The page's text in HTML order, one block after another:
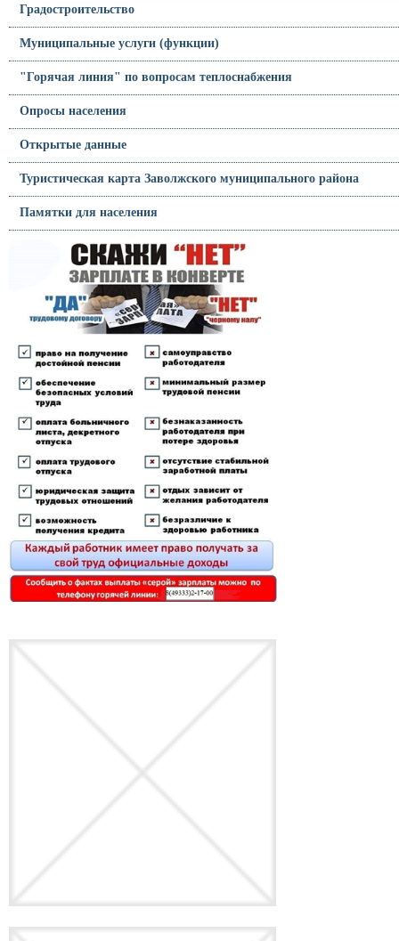
Градостроительство
Муниципальные услуги (функции)
"Горячая линия" по вопросам теплоснабжения
Опросы населения
Открытые данные
Туристическая карта Заволжского муниципального района
Памятки для населения